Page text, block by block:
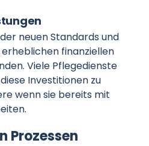
neuen Standards und
finanziellen
Viele Pflegedienste
Investitionen zu
wenn sie bereits mit
Prozessen